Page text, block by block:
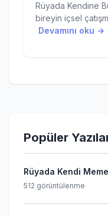
Rüyada Kendine
bireyin içsel
Devamını oku →
Popüler
Rüyada Kendi
512 görüntülenme